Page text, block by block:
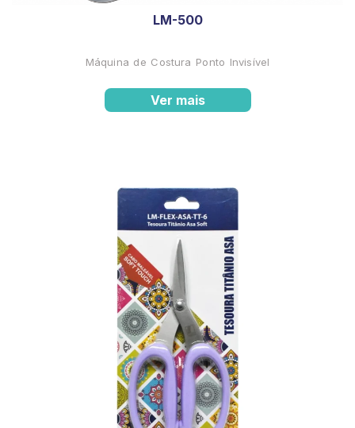
LM-500
Máquina de Costura Ponto Invisível
Ver mais